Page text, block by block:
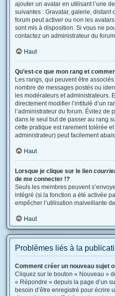
ajouter un avatar en utilisant l’une
suivantes : Gravatar, galerie, distant
forum peut activer ou non les
sont mis à disposition. Si vous ne
contactez un administrateur du
Haut
Qu’est-ce que mon rang et
Les rangs, qui peuvent être
nombre de messages postés ou
les modérateurs et administrateurs.
directement modifier l’intitulé d’un
l’administrateur du forum. Évitez de
dans le seul but de passer au rang
cette pratique est rarement tolérée
administrateur) peut facilement
Haut
Lorsque je clique sur le lien courriel
de me connecter !?
Seuls les membres peuvent
intégré (si la fonction a été activée
empêcher l’utilisation malveillante
Haut
Problèmes liés à la
Comment créer un nouveau sujet
Cliquez sur le bouton « Nouveau »
« Répondre » depuis la page d’un
besoin d’être enregistré pour écrire